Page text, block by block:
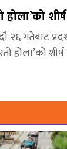
२६ गतेबाट
होला’को